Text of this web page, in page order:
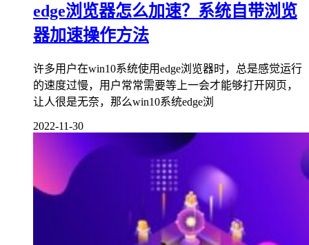
edge浏览器怎么加速？系统自带浏览
器加速操作方法
许多用户在win10系统使用edge浏览器时，总是感觉运行
的速度过慢，用户常常需要等上一会才能够打开网页，
让人很是无奈，那么win10系统edge浏
2022-11-30